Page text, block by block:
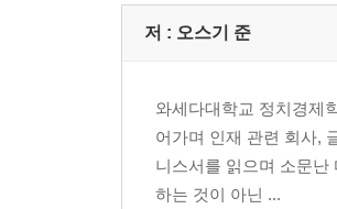
저 : 오스기 준
와세다대학교 정치경제
어가며 인재 관련 회사,
니스서를 읽으며 소문난
하는 것이 아닌 ...